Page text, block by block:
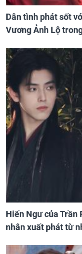
Dân tình phát sốt
Vương Ảnh Lộ
Hiến Ngư của Trần
nhân xuất phát từ